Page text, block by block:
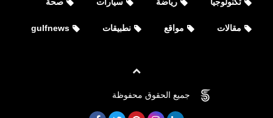
مقالات مواقع نطبيقات gulfnews
جميع الحقوق محفوظة